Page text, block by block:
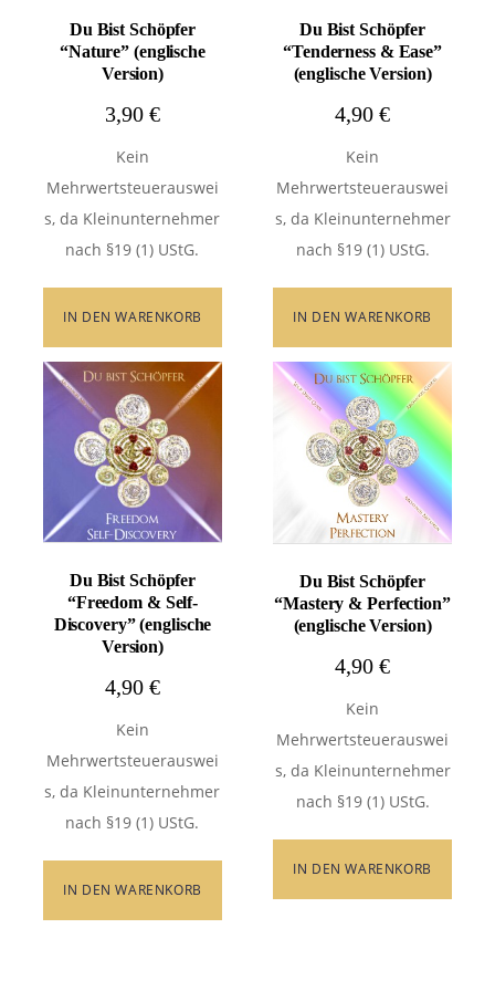
Du Bist Schöpfer
“Nature” (englische
Version)
3,90 €
Kein
Mehrwertsteuerauswei
s, da Kleinunternehmer
nach §19 (1) UStG.
IN DEN WARENKORB
Du Bist Schöpfer
“Tenderness & Ease”
(englische Version)
4,90€
Kein
Mehrwertsteuerauswei
s, da Kleinunternehmer
nach §19 (1) UStG.
IN DEN WARENKORB
Du Bist Schöpfer
“Freedom & Self-
Discovery” (englische
Version)
4,90 €
Kein
Mehrwertsteuerauswei
s, da Kleinunternehmer
nach §19 (1) UStG.
IN DEN WARENKORB
Du Bist Schöpfer
“Mastery & Perfection”
(englische Version)
4,90€
Kein
Mehrwertsteuerauswei
s, da Kleinunternehmer
nach §19 (1) UStG.
IN DEN WARENKORB